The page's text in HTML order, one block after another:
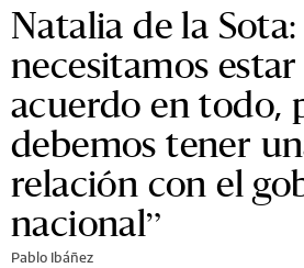
Natalia de la
necesitamos
acuerdo en todo,
debemos tener
relación con el
nacional”
Pablo Ibáñez